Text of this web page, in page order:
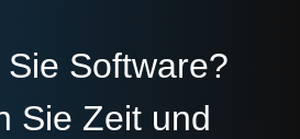
Software?
Sie Zeit und